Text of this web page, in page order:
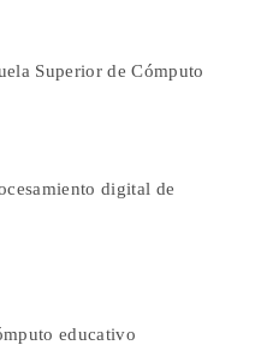
Superior de Cómputo
digital de
educativo